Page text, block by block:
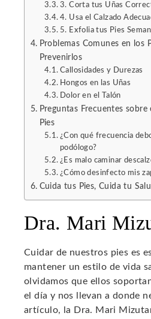
3. Corta tus Uñas
4. Usa el Calzado
5. Exfolia tus Pies
Problemas Comunes en los
Prevenirlos
Callosidades y Durezas
Hongos en las Uñas
Dolor en el Talón
Preguntas Frecuentes
Pies
¿Con qué frecuencia
podólogo?
¿Es malo caminar
¿Cómo desinfecto mis
Cuida tus Pies, Cuida tu
Dra. Mari
Cuidar de nuestros pies es
mantener un estilo de vida
olvidamos que ellos
el día y nos llevan a donde
artículo, la Dra. Mari